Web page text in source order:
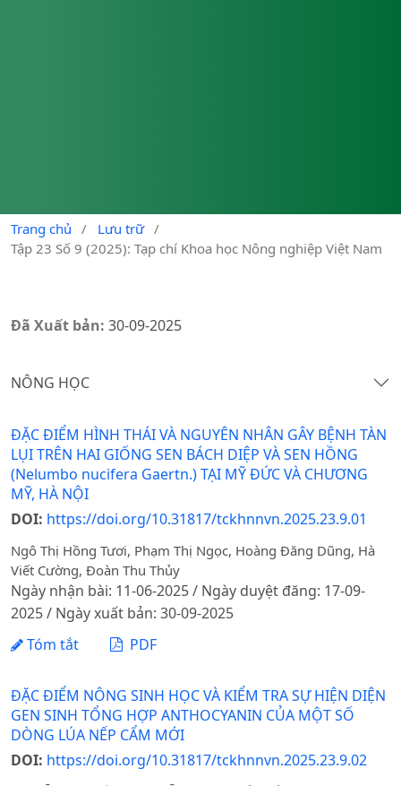
Trang chủ / Lưu trữ /
Tập 23 Số 9 (2025): Tạp chí Khoa học Nông nghiệp Việt Nam
Đã Xuất bản: 30-09-2025
NÔNG HỌC
ĐẶC ĐIỂM HÌNH THÁI VÀ NGUYÊN NHÂN GÂY BỆNH TÀN
LỤI TRÊN HAI GIỐNG SEN BÁCH DIỆP VÀ SEN HỒNG
(Nelumbo nucifera Gaertn.) TẠI MỸ ĐỨC VÀ CHƯƠNG
MỸ, HÀ NỘI
DOI: https://doi.org/10.31817/tckhnnvn.2025.23.9.01
Ngô Thị Hồng Tươi, Phạm Thị Ngọc, Hoàng Đăng Dũng, Hà
Viết Cường, Đoàn Thu Thủy
Ngày nhận bài: 11-06-2025 / Ngày duyệt đăng: 17-09-
2025 / Ngày xuất bản: 30-09-2025
Tóm tắt
PDF
ĐẶC ĐIỂM NÔNG SINH HỌC VÀ KIỂM TRA SỰ HIỆN DIỆN
GEN SINH TỔNG HỢP ANTHOCYANIN CỦA MỘT SỐ
DÒNG LÚA NẾP CẨM MỚI
DOI: https://doi.org/10.31817/tckhnnvn.2025.23.9.02